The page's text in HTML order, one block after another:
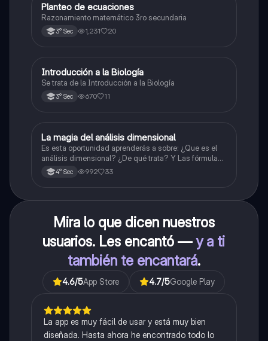
Matemáticas
Planteo de ecuaciones
Razonamiento matemático 3ro secundaria
3° Sec 1,231 20
Biología
Introducción a la Biología
Se trata de la Introducción a la Biología
3° Sec 670 11
Física
La magia del análisis dimensional
Es esta oportunidad aprenderás a sobre: ¿Que es el
análisis dimensional? ¿De qué trata? Y Las fórmulas
de las magnitudes fundamentales y derivadas.
4° Sec 992 33
Mira lo que dicen nuestros
usuarios. Les encantó —y a ti
también te encantará.
4.6/5App Store 4.7/5Google Play
La app es muy fácil de usar y está muy bien
diseñada. Hasta ahora he encontrado todo lo